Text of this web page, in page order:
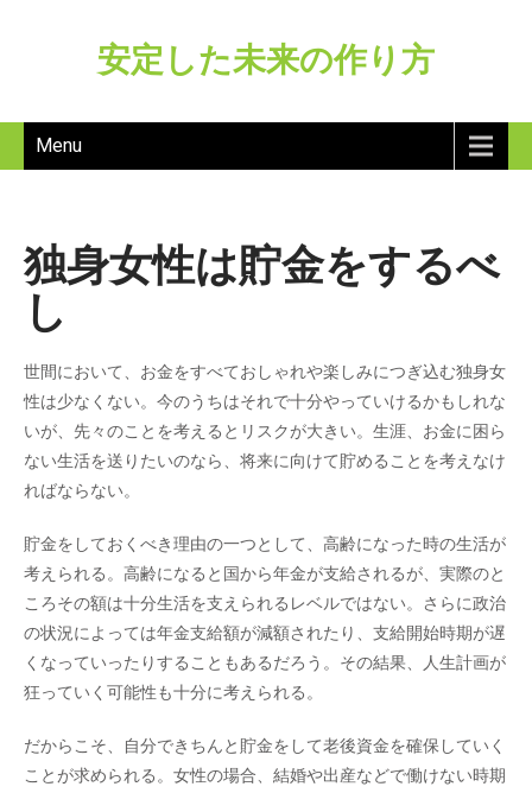
安定した未来の作り方
Menu
独身女性は貯金をするべ
し
世間において、お金をすべておしゃれや楽しみにつぎ込む独身女
性は少なくない。今のうちはそれで十分やっていけるかもしれな
いが、先々のことを考えるとリスクが大きい。生涯、お金に困ら
ない生活を送りたいのなら、将来に向けて貯めることを考えなけ
ればならない。
貯金をしておくべき理由の一つとして、高齢になった時の生活が
考えられる。高齢になると国から年金が支給されるが、実際のと
ころその額は十分生活を支えられるレベルではない。さらに政治
の状況によっては年金支給額が減額されたり、支給開始時期が遅
くなっていったりすることもあるだろう。その結果、人生計画が
狂っていく可能性も十分に考えられる。
だからこそ、自分できちんと貯金をして老後資金を確保していく
ことが求められる。女性の場合、結婚や出産などで働けない時期